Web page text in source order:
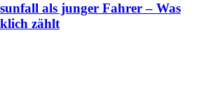
als junger Fahrer – Was
zählt